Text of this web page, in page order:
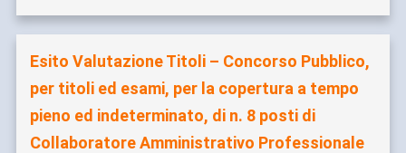
Esito Valutazione Titoli – Concorso Pubblico,
per titoli ed esami, per la copertura a tempo
pieno ed indeterminato, di n. 8 posti di
Collaboratore Amministrativo Professionale